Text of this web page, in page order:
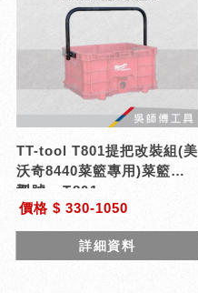
TT-tool T801提把改裝組(美
沃奇8440菜籃專用)菜籃提
把
型號 : T801
價格 $ 330-1050
詳細資料